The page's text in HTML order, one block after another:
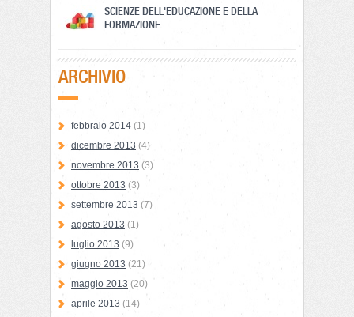
SCIENZE DELL'EDUCAZIONE E DELLA
FORMAZIONE
ARCHIVIO
febbraio 2014 (1)
dicembre 2013 (4)
novembre 2013 (3)
ottobre 2013 (3)
settembre 2013 (7)
agosto 2013 (1)
luglio 2013 (9)
giugno 2013 (21)
maggio 2013 (20)
aprile 2013 (14)